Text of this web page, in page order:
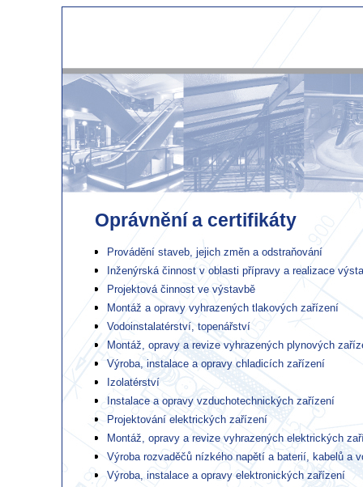
Oprávnění a certifikáty
Provádění staveb, jejich změn a odstraňování
Inženýrská činnost v oblasti přípravy a realizace
Projektová činnost ve výstavbě
Montáž a opravy vyhrazených tlakových zařízení
Vodoinstalatérství, topenářství
Montáž, opravy a revize vyhrazených plynových
Výroba, instalace a opravy chladicích zařízení
Izolatérství
Instalace a opravy vzduchotechnických zařízení
Projektování elektrických zařízení
Montáž, opravy a revize vyhrazených elektrických
Výroba rozvaděčů nízkého napětí a baterií, kabelů a
Výroba, instalace a opravy elektronických zařízení